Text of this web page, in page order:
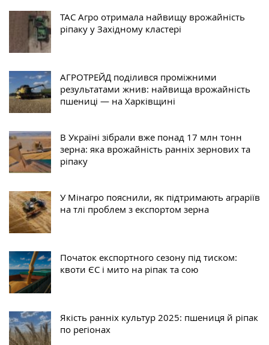
ТАС Агро отримала найвищу врожайність
ріпаку у Західному кластері
АГРОТРЕЙД поділився проміжними
результатами жнив: найвища врожайність
пшениці — на Харківщині
В Україні зібрали вже понад 17 млн тонн
зерна: яка врожайність ранніх зернових та
ріпаку
У Мінагро пояснили, як підтримають аграріїв
на тлі проблем з експортом зерна
Початок експортного сезону під тиском:
квоти ЄС і мито на ріпак та сою
Якість ранніх культур 2025: пшениця й ріпак
по регіонах